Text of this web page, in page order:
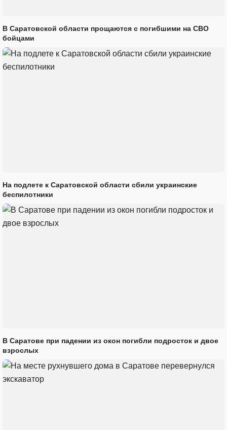
В Саратовской области прощаются с погибшими на СВО
бойцами
На подлете к Саратовской области сбили украинские
беспилотники
В Саратове при падении из окон погибли подросток и двое
взрослых